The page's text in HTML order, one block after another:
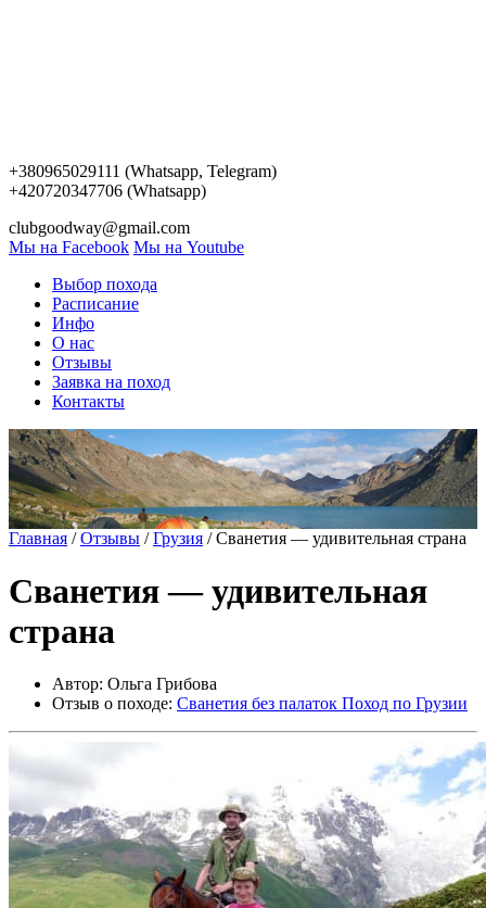
+380965029111 (Whatsapp, Telegram)
+420720347706 (Whatsapp)
clubgoodway@gmail.com
Мы на Facebook Мы на Youtube
Выбор похода
Расписание
Инфо
О нас
Отзывы
Заявка на поход
Контакты
Главная /Отзывы /Грузия /Сванетия — удивительная страна
Сванетия — удивительная
страна
Автор: Ольга Грибова
Отзыв о походе: Сванетия без палаток Поход по Грузии